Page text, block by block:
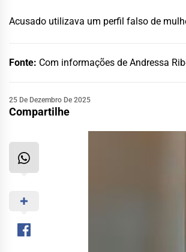
Acusado utilizava um perfil falso de
Fonte: Com informações de Andressa
25 De Dezembro De 2025
Compartilhe